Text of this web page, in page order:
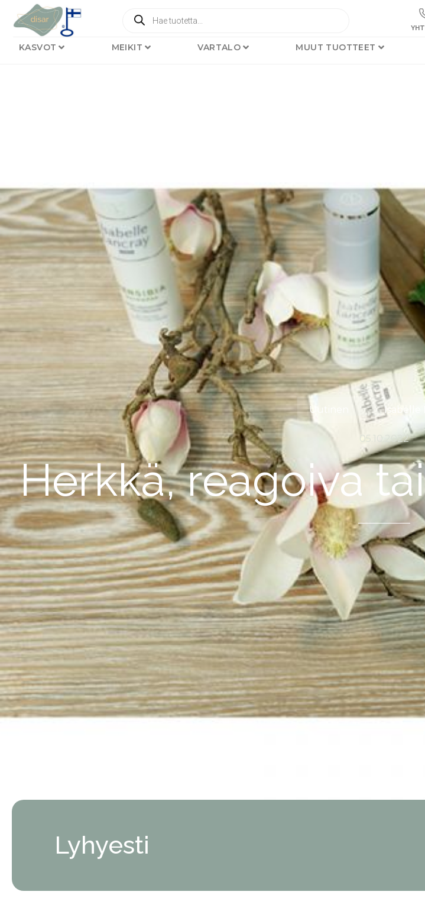
KASVOT MEIKIT VARTALO MUUT TUOTTEET
Uutinen Isabelle
05.10.2022
Herkkä, reagoiva
Lyhyesti